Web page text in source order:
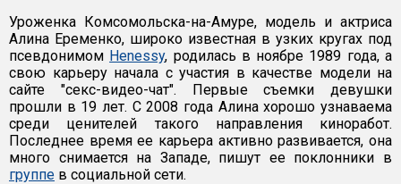
Уроженка Комсомольска-на-Амуре, модель и актриса
Алина Еременко, широко известная в узких кругах под
псевдонимом Henessy, родилась в ноябре 1989 года, а
свою карьеру начала с участия в качестве модели на
сайте "секс-видео-чат". Первые съемки девушки
прошли в 19 лет. С 2008 года Алина хорошо узнаваема
среди ценителей такого направления киноработ.
Последнее время ее карьера активно развивается, она
много снимается на Западе, пишут ее поклонники в
группе в социальной сети.